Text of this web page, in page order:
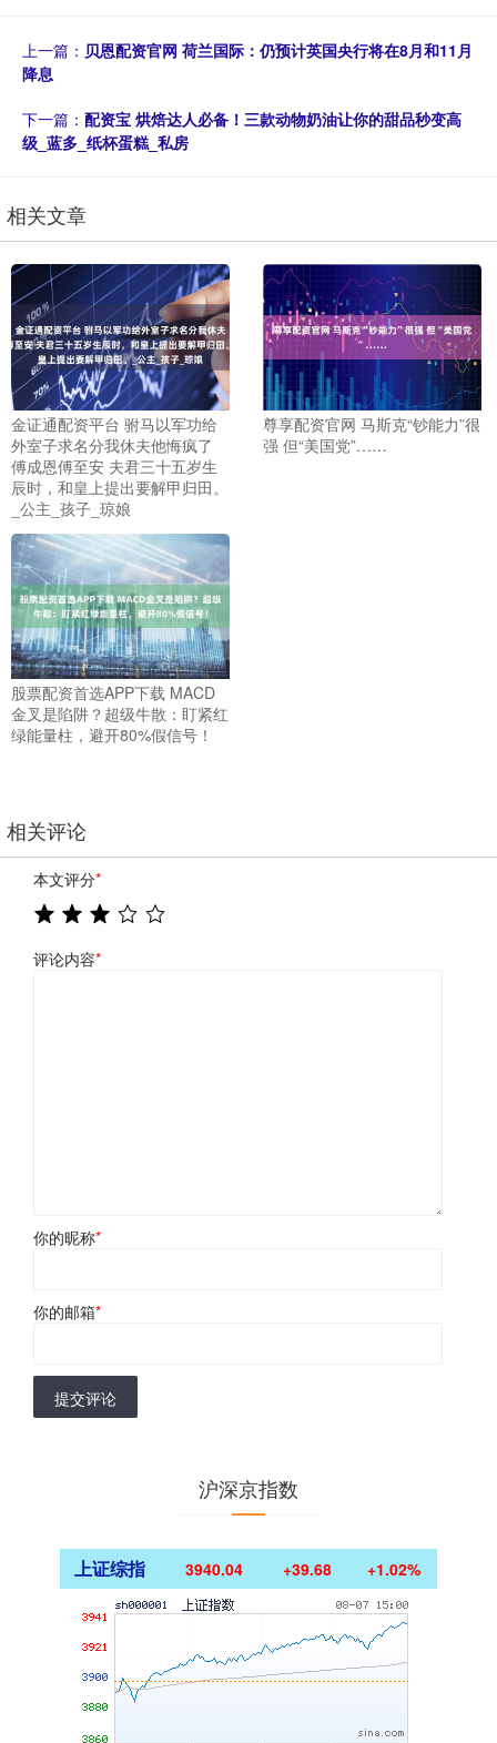
上一篇： 贝恩配资官网 荷兰国际：仍预计英国央行将在8月和11月
降息
下一篇： 配资宝 烘焙达人必备！三款动物奶油让你的甜品秒变高
级_蓝多_纸杯蛋糕_私房
相关文章
金证通配资平台 驸马以军功给
外室子求名分我休夫他悔疯了
傅成恩傅至安 夫君三十五岁生
辰时，和皇上提出要解甲归田。
_公主_孩子_琼娘
尊享配资官网 马斯克“钞能力”很
强 但“美国党”……
股票配资首选APP下载 MACD
金叉是陷阱？超级牛散：盯紧红
绿能量柱，避开80%假信号！
相关评论
本文评分*
评论内容*
你的昵称*
你的邮箱*
提交评论
沪深京指数
上证综指 3940.04 +39.68 +1.02%